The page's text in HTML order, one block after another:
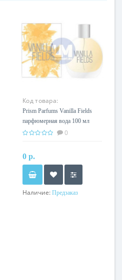
Код товара:
Prism Parfums Vanilla Fields
парфюмерная вода 100 мл
0
0 р.
Наличие: Предзаказ